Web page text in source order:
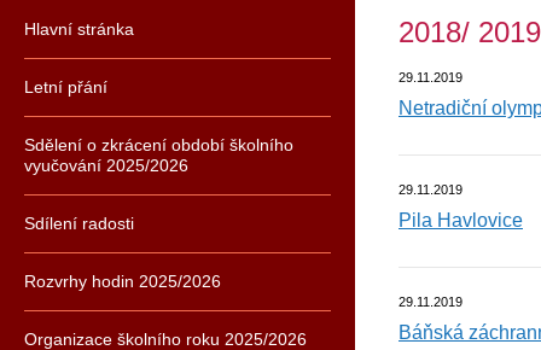
Hlavní stránka
Letní přání
Sdělení o zkrácení období školního
vyučování 2025/2026
Sdílení radosti
Rozvrhy hodin 2025/2026
Organizace školního roku 2025/2026
2018/ 2019
29.11.2019
Netradiční
29.11.2019
Pila Havlovice
29.11.2019
Báňská